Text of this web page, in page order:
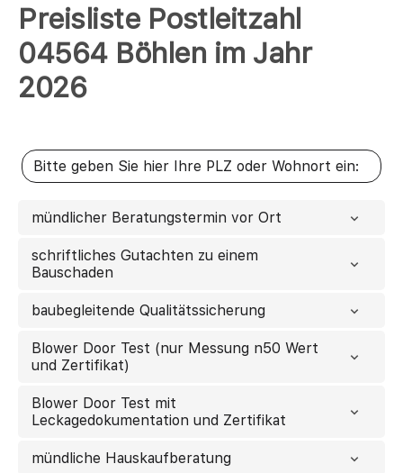
Preisliste Postleitzahl
04564 Böhlen im Jahr
2026
mündlicher Beratungstermin vor Ort
schriftliches Gutachten zu einem
Bauschaden
baubegleitende Qualitätssicherung
Blower Door Test (nur Messung n50 Wert
und Zertifikat)
Blower Door Test mit
Leckagedokumentation und Zertifikat
mündliche Hauskaufberatung